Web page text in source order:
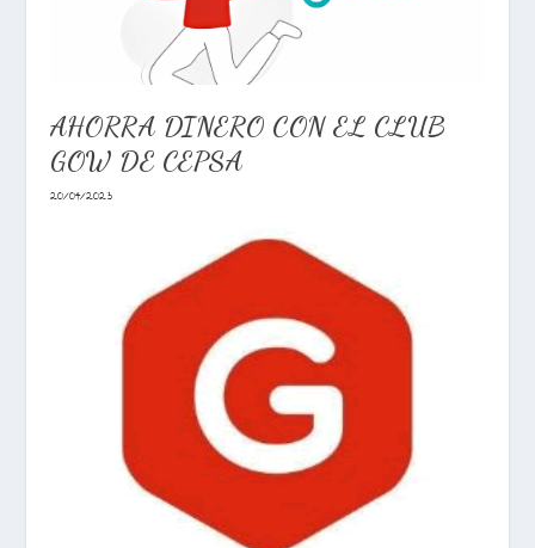
AHORRA DINERO CON EL CLUB
GOW DE CEPSA
20/04/2023